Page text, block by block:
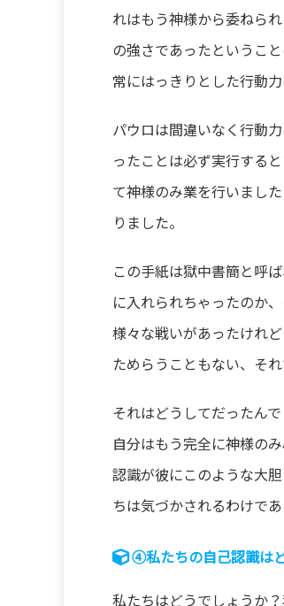
れはもう神様から委ねら
の強さであったというこ
常にはっきりとした行動
パウロは間違いなく行動
ったことは必ず実行する
て神様のみ業を行いまし
りました。
この手紙は獄中書簡と呼
に入れられちゃったのか
様々な戦いがあったけれ
ためらうこともない、そ
それはどうしてだったん
自分はもう完全に神様の
認識が彼にこのような大
ちは気づかされるわけであ
④私たちの自己認識は
私たちはどうでしょうか